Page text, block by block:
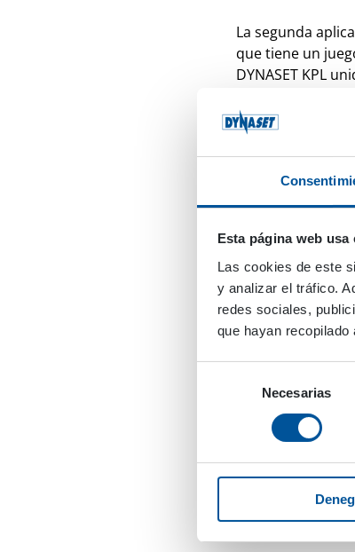
Esta página web usa
Las cookies de este
y analizar el tráfico.
redes sociales,
que hayan
consentimiento
Necesarias
La segunda
que tiene un
DYNASET KPL
de calentamiento
resultado, la
tranvía. Estos
Como sabes, la
suficiente, se
Estamos
ver tres
y, por último, en
En una revista
carreteras a
los suburbios,
carretera. Es
supresión de